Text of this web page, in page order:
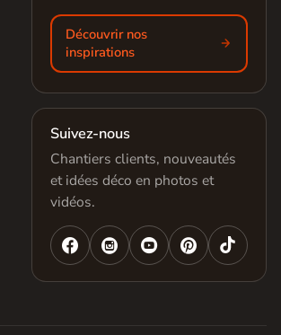
Découvrir nos
inspirations
Suivez-nous
Chantiers clients, nouveautés
et idées déco en photos et
vidéos.
   